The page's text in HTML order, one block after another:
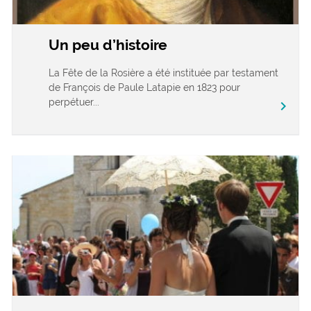
Un peu d’histoire
La Fête de la Rosière a été instituée par testament
de François de Paule Latapie en 1823 pour
perpétuer...
chevron_right